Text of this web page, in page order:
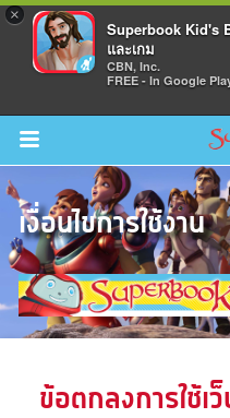
×
Superbook Kid's
และเกม
CBN, Inc.
FREE - In Google
ามรู้
ๆ
เงื่อนไขการใช้งาน
ข้อตกลงการใช้เว็